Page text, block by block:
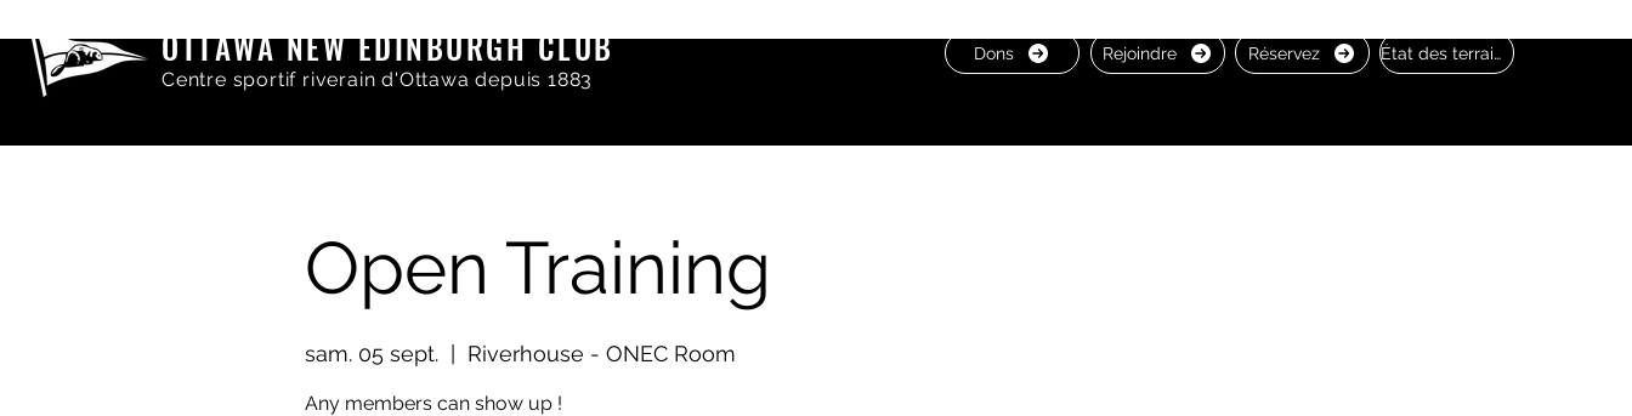
OTTAWA NEW EDINBURGH CLUB
Centre sportif riverain d'Ottawa depuis 1883
Dons Rejoindre Réservez État des terrains
Open Training
sam. 05 sept.
  |
Riverhouse - ONEC Room
Any members can show up !